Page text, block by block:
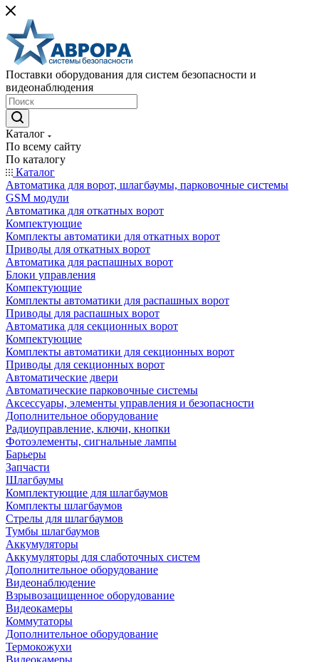
Поставки оборудования для систем безопасности и
видеонаблюдения
Каталог
По всему сайту
По каталогу
Каталог
Автоматика для ворот, шлагбаумы, парковочные системы
GSM модули
Автоматика для откатных ворот
Компектующие
Комплекты автоматики для откатных ворот
Приводы для откатных ворот
Автоматика для распашных ворот
Блоки управления
Компектующие
Комплекты автоматики для распашных ворот
Приводы для распашных ворот
Автоматика для секционных ворот
Компектующие
Комплекты автоматики для секционных ворот
Приводы для секционных ворот
Автоматические двери
Автоматические парковочные системы
Аксессуары, элементы управления и безопасности
Дополнительное оборудование
Радиоуправление, ключи, кнопки
Фотоэлементы, сигнальные лампы
Барьеры
Запчасти
Шлагбаумы
Комплектующие для шлагбаумов
Комплекты шлагбаумов
Стрелы для шлагбаумов
Тумбы шлагбаумов
Аккумуляторы
Аккумуляторы для слаботочных систем
Дополнительное оборудование
Видеонаблюдение
Взрывозащищенное оборудование
Видеокамеры
Коммутаторы
Дополнительное оборудование
Термокожухи
Видеокамеры